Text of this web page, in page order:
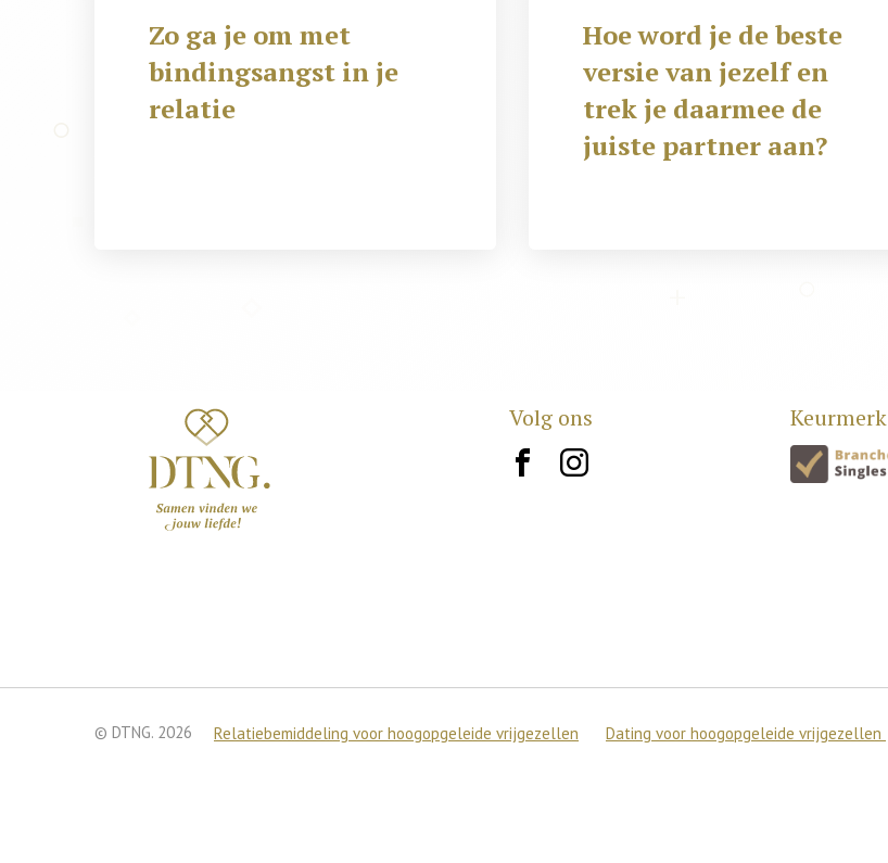
Zo ga je om met
bindingsangst in je
relatie
Hoe word je de beste
versie van jezelf en
trek je daarmee de
juiste partner aan?
Volg ons
brand10 brand12
Keurmerk
© DTNG. 2026 Relatiebemiddeling voor hoogopgeleide vrijgezellen Dating voor hoogopgeleide vrijgezellen
We gebruiken cookies om je de beste ervaring op onze site te bieden.